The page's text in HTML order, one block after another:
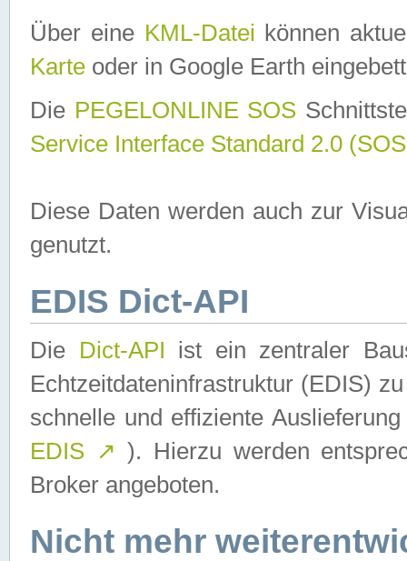
Über eine KML-Datei können
Karte oder in Google Earth
Die PEGELONLINE SOS
Service Interface Standard 2.0
Diese Daten werden auch zur
genutzt.
EDIS Dict-API
Die Dict-API ist ein zentraler
Echtzeitdateninfrastruktur (EDIS)
schnelle und effiziente
EDIS ↗ ). Hierzu werden
Broker angeboten.
Nicht mehr